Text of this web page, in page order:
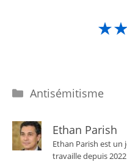
Catégories
Antisémitisme
Ethan Parish
Ethan Parish est
travaille depuis